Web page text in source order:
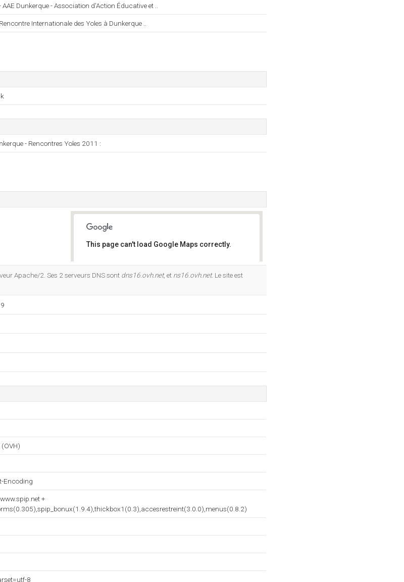
Dunkerque - Association d'Action Éducative et ..
Internationale des Yoles à Dunkerque ..
- Rencontres Yoles 2011 :
This page can't load Google Maps correctly.
Apache/2. Ses 2 serveurs DNS sont dns16.ovh.net, et ns16.ovh.net. Le site est
Encoding
+
8